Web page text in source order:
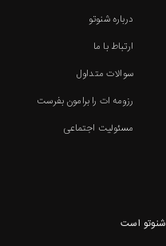
درباره شنوتو
ارتباط با ما
سوالات متداول
رزومه ات را برامون بفرست
مسئولیت اجتماعی
است